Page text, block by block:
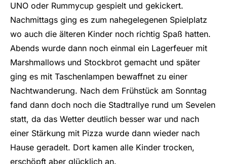
UNO oder Rummycup gespielt und gekickert.
Nachmittags ging es zum nahegelegenen Spielplatz
wo auch die älteren Kinder noch richtig Spaß hatten.
Abends wurde dann noch einmal ein Lagerfeuer mit
Marshmallows und Stockbrot gemacht und später
ging es mit Taschenlampen bewaffnet zu einer
Nachtwanderung. Nach dem Frühstück am Sonntag
fand dann doch noch die Stadtrallye rund um Sevelen
statt, da das Wetter deutlich besser war und nach
einer Stärkung mit Pizza wurde dann wieder nach
Hause geradelt. Dort kamen alle Kinder trocken,
erschöpft aber glücklich an.